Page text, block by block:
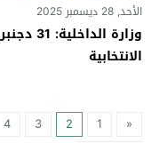
الأحد, 28 ديسمبر 2025
الانتخابية
«
1
2
3
4